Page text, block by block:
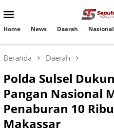
ke
Mobile
Home News Daerah Nasional
Beranda Daerah
Polda Sulsel
Pangan Nasional
Penaburan 10
Makassar